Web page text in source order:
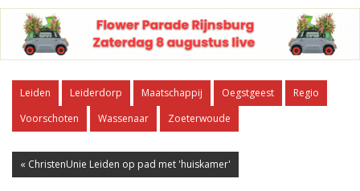
Leiden Leiderdorp Maatschappij Oegstgeest
Regio
Voorschoten
Wassenaar Zoeterwoude
« ChristenUnie Leiden op pad met 'huiskamer'